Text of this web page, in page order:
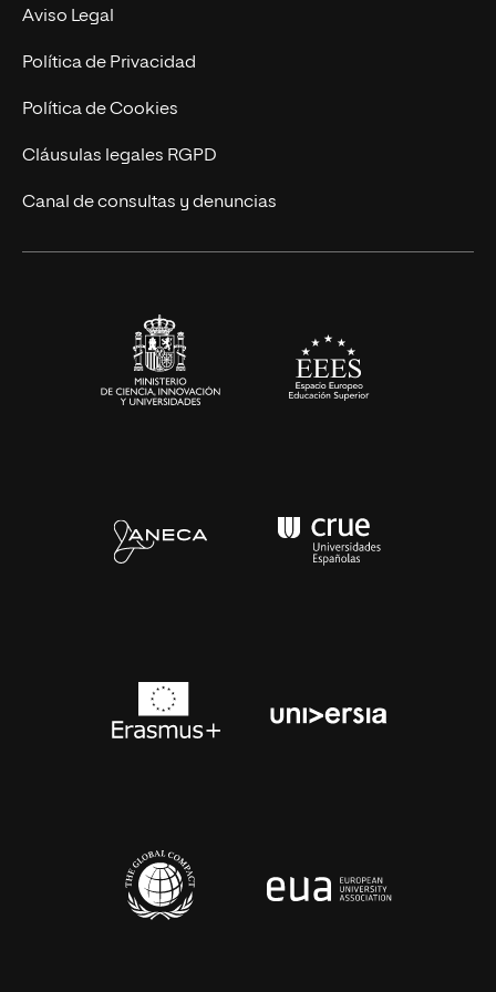
Experto Universitario
Postgrados
Cursos Universitarios
Nuestro Equipo
Trabaja en UNIR
Actualidad
UNIR Revista
Eventos
Aviso Legal
Política de Privacidad
Política de Cookies
Cláusulas legales RGPD
Canal de consultas y denuncias